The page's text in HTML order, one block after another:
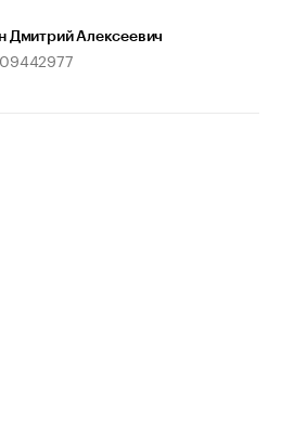
Дмитрий Алексеевич